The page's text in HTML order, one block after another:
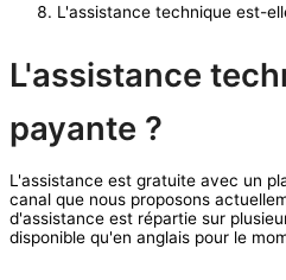
L'assistance technique est-
L'assistance
payante ?
L'assistance est gratuite avec un
canal que nous proposons
d'assistance est répartie sur
disponible qu'en anglais pour le